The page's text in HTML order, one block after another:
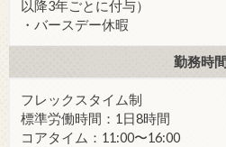
以降3年ごとに付与）
・バースデー休暇
勤務時間
フレックスタイム制
標準労働時間：1日8時間
コアタイム：11:00〜16:00